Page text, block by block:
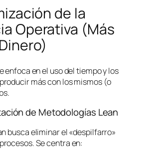
de la
Operativa (Más
enfoca en el uso del tiempo y los
más con los mismos (o
de Metodologías Lean
busca eliminar el «despilfarro»
Se centra en: